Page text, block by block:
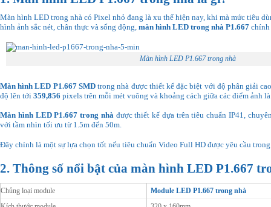
Màn hình LED trong nhà có Pixel nhỏ đang là xu thế hiện nay, khi mà mức tiêu
hình ảnh sắc nét, chân thực và sống động, màn hình LED trong nhà P1.667 chính
Màn hình LED P1.667 trong nhà
Màn hình LED P1.667 SMDtrong nhà được thiết kế đặc biệt với độ phân giải
độ lên tới 359,856 pixels trên mỗi mét vuông và khoảng cách giữa các điểm ảnh
Màn hình LED P1.667 trong nhàđược thiết kế dựa trên tiêu chuẩn IP41,
với tầm nhìn tối ưu từ 1.5m đến 50m.
Đây chính là một sự lựa chọn tốt nếu tiêu chuẩn Video Full HD được yêu cầu
2. Thông số nổi bật của màn hình LED P1.667
Chủng loại module
Module LED P1.667 trong nhà